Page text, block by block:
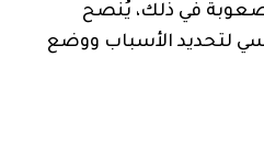
في ذلك، يُنصح
لتحديد الأسباب ووضع